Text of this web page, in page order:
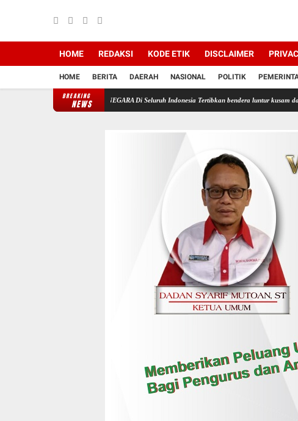
HOME REDAKSI KODE ETIK DISCLAIMER
HOME BERITA DAERAH NASIONAL POLITIK
BREAKING
NEWS
APARATUR NEGARA Di Seluruh Indonesia Tertibkan bendera luntur kusam dan Pasang